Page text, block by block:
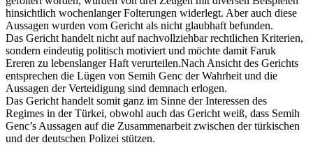
hinsichtlich wochenlanger Folterungen widerlegt. Aber auch diese
Aussagen wurden vom Gericht als nicht glaubhaft befunden.
Das Gericht handelt nicht auf nachvollziehbar rechtlichen Kriterien,
sondern eindeutig politisch motiviert und möchte damit Faruk
Ereren zu lebenslanger Haft verurteilen.Nach Ansicht des Gerichts
entsprechen die Lügen von Semih Genc der Wahrheit und die
Aussagen der Verteidigung sind demnach erlogen.
Das Gericht handelt somit ganz im Sinne der Interessen des
Regimes in der Türkei, obwohl auch das Gericht weiß, dass Semih
Genc’s Aussagen auf die Zusammenarbeit zwischen der türkischen
und der deutschen Polizei stützen.